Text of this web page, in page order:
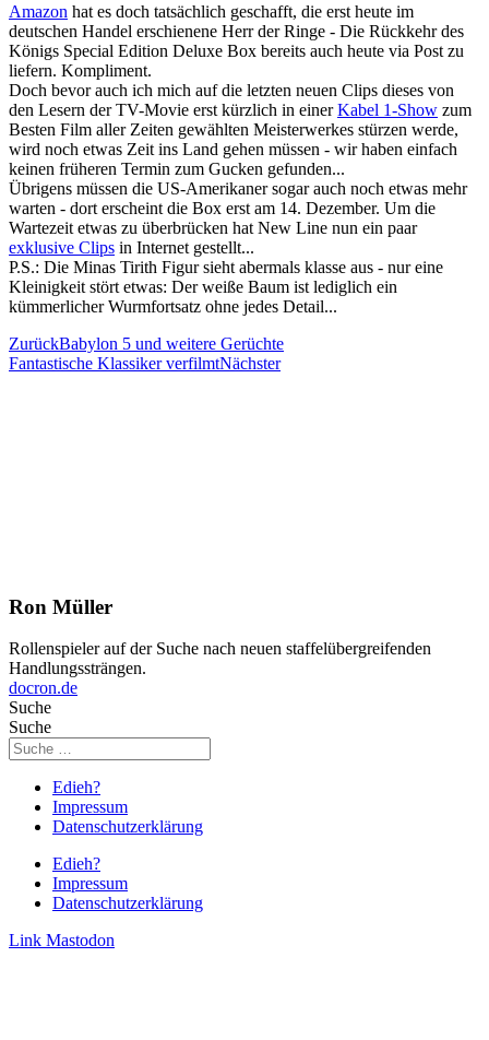
Amazon hat es doch tatsächlich geschafft, die erst heute im
deutschen Handel erschienene Herr der Ringe - Die Rückkehr des
Königs Special Edition Deluxe Box bereits auch heute via Post zu
liefern. Kompliment.
Doch bevor auch ich mich auf die letzten neuen Clips dieses von
den Lesern der TV-Movie erst kürzlich in einerKabel 1-Show zum
Besten Film aller Zeiten gewählten Meisterwerkes stürzen werde,
wird noch etwas Zeit ins Land gehen müssen - wir haben einfach
keinen früheren Termin zum Gucken gefunden...
Übrigens müssen die US-Amerikaner sogar auch noch etwas mehr
warten - dort erscheint die Box erst am 14. Dezember. Um die
Wartezeit etwas zu überbrücken hat New Line nun ein paar
exklusive Clips in Internet gestellt...
P.S.: Die Minas Tirith Figur sieht abermals klasse aus - nur eine
Kleinigkeit stört etwas: Der weiße Baum ist lediglich ein
kümmerlicher Wurmfortsatz ohne jedes Detail...
ZurückBabylon 5 und weitere Gerüchte
Fantastische Klassiker verfilmtNächster
Ron Müller
Rollenspieler auf der Suche nach neuen staffelübergreifenden
Handlungssträngen.
docron.de
Suche
Suche
Edieh?
Impressum
Datenschutzerklärung
Edieh?
Impressum
Datenschutzerklärung
Link Mastodon